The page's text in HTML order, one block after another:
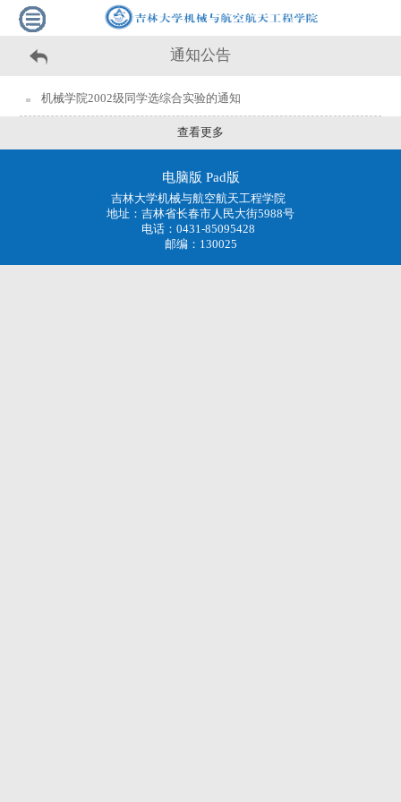
通知公告
机械学院2002级同学选综合实验的通知
查看更多
电脑版 Pad版
吉林大学机械与航空航天工程学院
地址：吉林省长春市人民大街5988号
电话：0431-85095428
邮编：130025